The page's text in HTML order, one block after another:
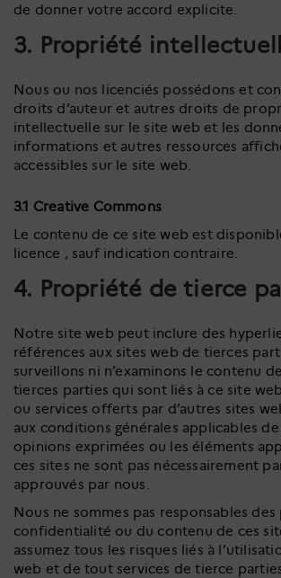
de donner votre accord explicite.
3. Propriété
Nous ou nos licenciés possédons et
droits d’auteur et autres droits de
intellectuelle sur le site web et les
informations et autres ressources
accessibles sur le site web.
3.1 Creative Commons
Le contenu de ce site web est
licence , sauf indication contraire.
4. Propriété de tierce
Notre site web peut inclure des
références aux sites web de tierces
surveillons ni n’examinons le contenu
tierces parties qui sont liés à ce site
ou services offerts par d’autres sites
aux conditions générales applicables de
opinions exprimées ou les éléments
ces sites ne sont pas nécessairement
approuvés par nous.
Nous ne sommes pas responsables
confidentialité ou du contenu de ces
assumez tous les risques liés à
web et de tout services de tierce